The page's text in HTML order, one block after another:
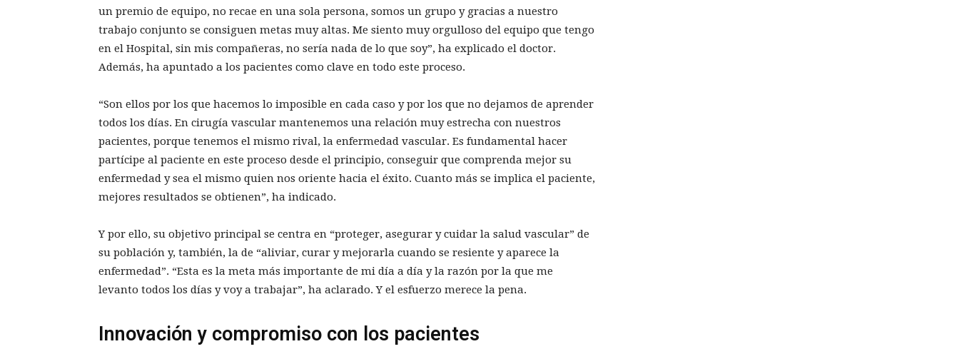
un premio de equipo, no recae en una sola persona, somos un grupo y gracias a nuestro
trabajo conjunto se consiguen metas muy altas. Me siento muy orgulloso del equipo que tengo
en el Hospital, sin mis compañeras, no sería nada de lo que soy”, ha explicado el doctor.
Además, ha apuntado a los pacientes como clave en todo este proceso.
“Son ellos por los que hacemos lo imposible en cada caso y por los que no dejamos de aprender
todos los días. En cirugía vascular mantenemos una relación muy estrecha con nuestros
pacientes, porque tenemos el mismo rival, la enfermedad vascular. Es fundamental hacer
partícipe al paciente en este proceso desde el principio, conseguir que comprenda mejor su
enfermedad y sea el mismo quien nos oriente hacia el éxito. Cuanto más se implica el paciente,
mejores resultados se obtienen”, ha indicado.
Y por ello, su objetivo principal se centra en “proteger, asegurar y cuidar la salud vascular” de
su población y, también, la de “aliviar, curar y mejorarla cuando se resiente y aparece la
enfermedad”. “Esta es la meta más importante de mi día a día y la razón por la que me
levanto todos los días y voy a trabajar”, ha aclarado. Y el esfuerzo merece la pena.
Innovación y compromiso con los pacientes